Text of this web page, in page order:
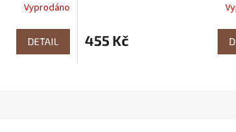
Vyprodáno
DETAIL 455 Kč